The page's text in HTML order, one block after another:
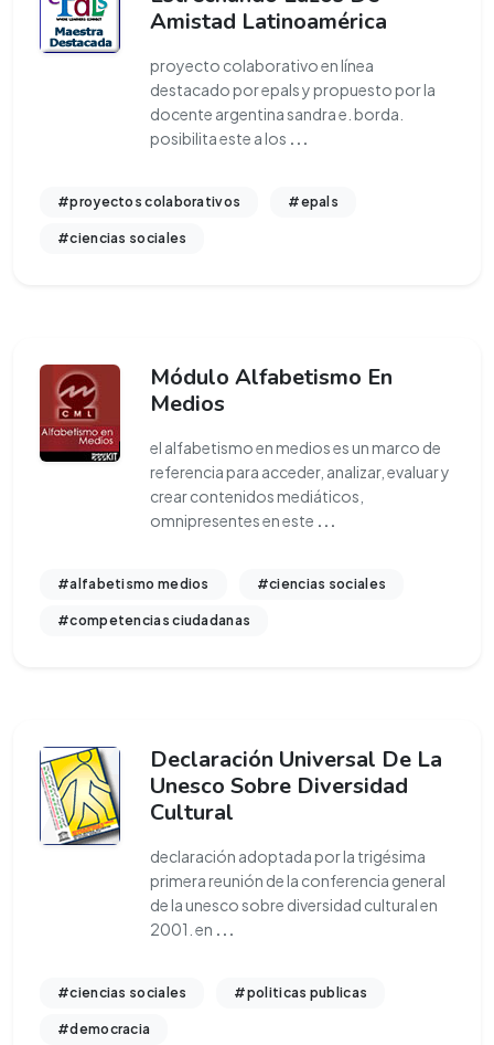
Amistad Latinoamérica
proyecto colaborativo en línea
destacado por epals y propuesto por la
docente argentina sandra e. borda.
posibilita este a los ...
#proyectos colaborativos #epals
#ciencias sociales
Módulo Alfabetismo En
Medios
el alfabetismo en medios es un marco de
referencia para acceder, analizar, evaluar y
crear contenidos mediáticos,
omnipresentes en este ...
#alfabetismo medios #ciencias sociales
#competencias ciudadanas
Declaración Universal De La
Unesco Sobre Diversidad
Cultural
declaración adoptada por la trigésima
primera reunión de la conferencia general
de la unesco sobre diversidad cultural en
2001. en ...
#ciencias sociales #politicas publicas
#democracia